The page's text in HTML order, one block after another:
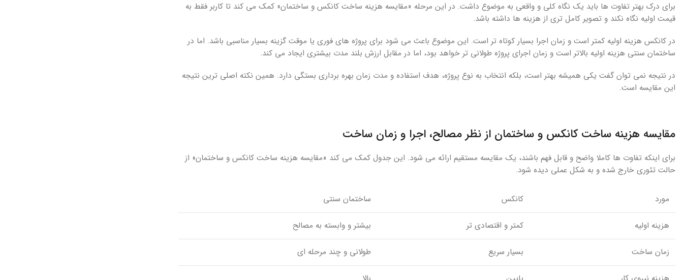
برای درک بهتر تفاوت ها باید یک نگاه کلی و واقعی به موضوع داشت. در این مرحله «مقایسه هزینه ساخت کانکس و ساختمان» کمک می کند تا کاربر فقط به
قیمت اولیه نگاه نکند و تصویر کامل تری از هزینه ها داشته باشد.
در کانکس هزینه اولیه کمتر است و زمان اجرا بسیار کوتاه تر است. این موضوع باعث می شود برای پروژه های فوری یا موقت گزینه بسیار مناسبی باشد. اما در
ساختمان سنتی هزینه اولیه بالاتر است و زمان اجرای پروژه طولانی تر خواهد بود، اما در مقابل ارزش بلند مدت بیشتری ایجاد می کند.
در نتیجه نمی توان گفت یکی همیشه بهتر است، بلکه انتخاب به نوع پروژه، هدف استفاده و مدت زمان بهره برداری بستگی دارد. همین نکته اصلی ترین نتیجه
این مقایسه است.
مقایسه هزینه ساخت کانکس و ساختمان از نظر مصالح، اجرا و زمان ساخت
برای اینکه تفاوت ها کاملا واضح و قابل فهم باشند، یک مقایسه مستقیم ارائه می شود. این جدول کمک می کند «مقایسه هزینه ساخت کانکس و ساختمان» از
حالت تئوری خارج شده و به شکل عملی دیده شود.
مورد کانکس ساختمان سنتی
هزینه اولیه کمتر و اقتصادی تر بیشتر و وابسته به مصالح
زمان ساخت بسیار سریع طولانی و چند مرحله ای